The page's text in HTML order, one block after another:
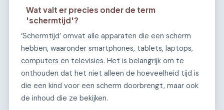
Wat valt er precies onder de term
'schermtijd'?
‘Schermtijd’ omvat alle apparaten die een scherm
hebben, waaronder smartphones, tablets, laptops,
computers en televisies. Het is belangrijk om te
onthouden dat het niet alleen de hoeveelheid tijd is
die een kind voor een scherm doorbrengt, maar ook
de inhoud die ze bekijken.